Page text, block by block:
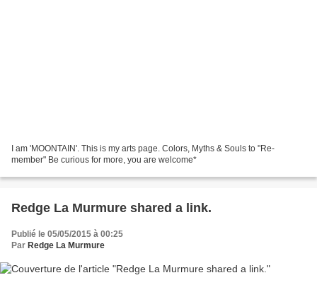
I am 'MOONTAIN'. This is my arts page. Colors, Myths & Souls to "Re-
member" Be curious for more, you are welcome*
Redge La Murmure shared a link.
Publié le 05/05/2015 à 00:25
Par Redge La Murmure